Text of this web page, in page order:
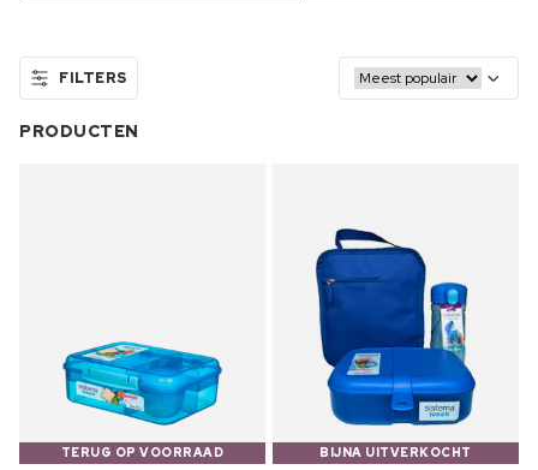
FILTERS
PRODUCTEN
TERUG OP VOORRAAD
BIJNA UITVERKOCHT